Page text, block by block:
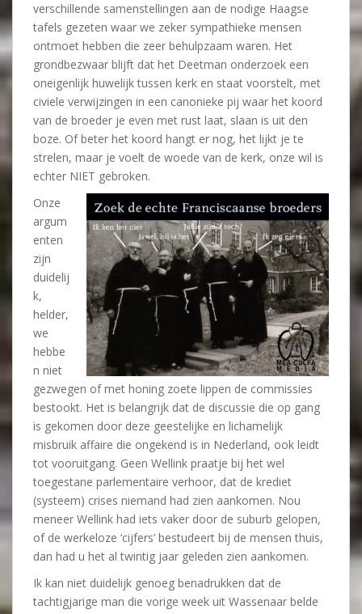
verschillende samenstellingen aan de nodige Haagse
tafels gezeten waar we zeker sympathieke mensen
ontmoet hebben die zeer behulpzaam waren. Het
grondbezwaar blijft dat het Deetman onderzoek een
oneigenlijk huwelijk tussen kerk en staat voorstelt, met
civiele verwijzingen in een canonieke pij waar het koord
van de broeder je even met rust laat, slaan is uit den
boze. Of beter het koord hangt er nog, het lijkt je te
strelen, maar je voelt de woede van de kerk, onze wil is
echter NIET gebroken.
Onze
argum
enten
zijn
duidelij
k,
helder,
we
hebbe
n niet
gezwegen of met honing zoete lippen de commissies
bestookt. Het is belangrijk dat de discussie die op gang
is gekomen door deze geestelijke en lichamelijk
misbruik affaire die ongekend is in Nederland, ook leidt
tot vooruitgang. Geen Wellink praatje bij het wel
toegestane parlementaire verhoor, dat de krediet
(systeem) crises niemand had zien aankomen. Nou
meneer Wellink had iets vaker door de suburb gelopen,
of de werkeloze ‘cijfers’ bestudeert bij de mensen thuis,
dan had u het al twintig jaar geleden zien aankomen.
Ik kan niet duidelijk genoeg benadrukken dat de
tachtigjarige man die vorige week uit Wassenaar belde